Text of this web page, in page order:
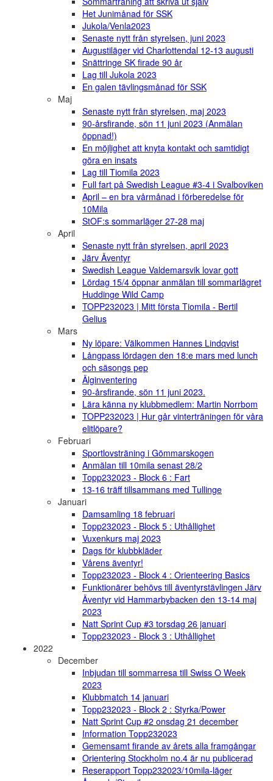
Het Junimånad för SSK
Jukola/Venla2023
Senaste nytt från styrelsen, juni 2023
Augustiläger vid Charlottendal 12-13 augusti
Snättringe SK firade 90 år
Lag till Jukola 2023
En galen tävlingsmånad för SSK
Maj
Senaste nytt från styrelsen, maj 2023
90-årsfirande, sön 11 juni 2023 (Anmälan
öppnad!)
En möjlighet att knyta kontakt och samtidigt
göra en insats
Lag till Tiomila 2023
Full fart på Swedish League #3-4 i Svalboviken
April – en bra vårmånad i förberedelse för
10Mila
StOF:s sommarläger 27-28 maj
April
Senaste nytt från styrelsen, april 2023
Järv Äventyr
Swedish League Valdemarsvik lovar gott
Lördag 15/4 öppnar anmälan till sommarlägret
Huddinge Wild Camp
TOPP232023 | Mitt första Tiomila - Bertil
Gelius
Mars
Ny löpare: Välkommen Hannes Lindqvist
Långpass lördagen den 18:e mars med lunch
och säsongs pep
Älginventering
90-årsfirande, sön 11 juni 2023.
Lära känna ny klubbmedlem: Martin Norrbom
TOPP232023 | Hur går vinterträningen för våra
elitlöpare?
Februari
Sportlovsträning i Gömmarskogen
Anmälan till 10mila senast 28/2
Topp232023 - Block 6 : Fart
13-16 träff tillsammans med Tullinge
Januari
Damsamling 18 februari
Topp232023 - Block 5 : Uthållighet
Vuxenkurs maj 2023
Dags för klubbkläder
Vårens äventyr!
Topp232023 - Block 4 : Orienteering Basics
Funktionärer behövs till äventyrstävlingen Järv
Äventyr vid Hammarbybacken den 13-14 maj
2023
Natt Sprint Cup #3 torsdag 26 januari
Topp232023 - Block 3 : Uthållighet
2022
December
Inbjudan till sommarresa till Swiss O Week
2023
Klubbmatch 14 januari
Topp232023 - Block 2 : Styrka/Power
Natt Sprint Cup #2 onsdag 21 december
Information Topp232023
Gemensamt firande av årets alla framgångar
Orientering Stockholm no.4 är nu publicerad
Reserapport Topp232023/10mila-läger